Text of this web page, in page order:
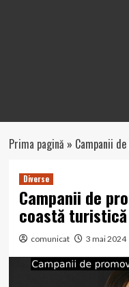
Prima pagină » Campanii
Diverse
Campanii de
coastă turistică
comunicat 3 mai 2024